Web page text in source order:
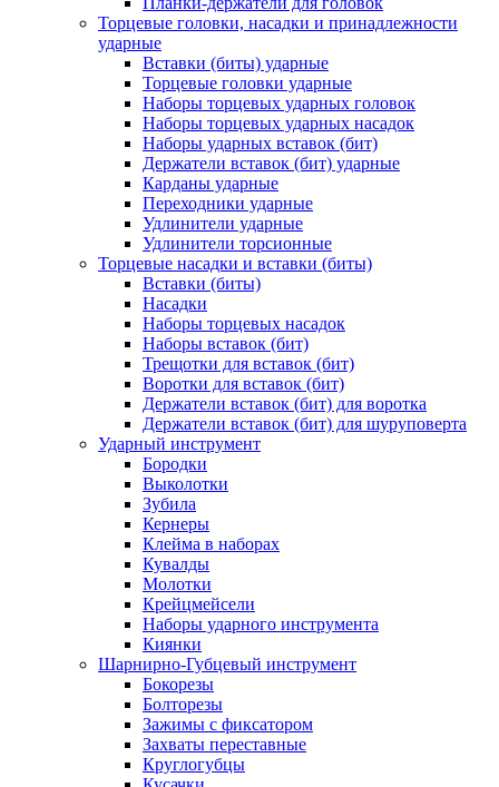
Торцевые головки, насадки и принадлежности
ударные
Вставки (биты) ударные
Торцевые головки ударные
Наборы торцевых ударных головок
Наборы торцевых ударных насадок
Наборы ударных вставок (бит)
Держатели вставок (бит) ударные
Карданы ударные
Переходники ударные
Удлинители ударные
Удлинители торсионные
Торцевые насадки и вставки (биты)
Вставки (биты)
Насадки
Наборы торцевых насадок
Наборы вставок (бит)
Трещотки для вставок (бит)
Воротки для вставок (бит)
Держатели вставок (бит) для воротка
Держатели вставок (бит) для шуруповерта
Ударный инструмент
Бородки
Выколотки
Зубила
Кернеры
Клейма в наборах
Кувалды
Молотки
Крейцмейсели
Наборы ударного инструмента
Киянки
Шарнирно-Губцевый инструмент
Бокорезы
Болторезы
Зажимы с фиксатором
Захваты переставные
Круглогубцы